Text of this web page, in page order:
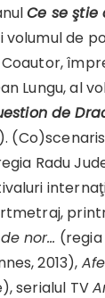
Ce se ştie
volumul de
Lungu, al
de
Radu
nor… (regia
2013),
serialul TV